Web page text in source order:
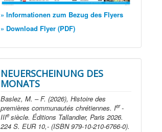
» Informationen zum Bezug des Flyers
» Download Flyer (PDF)
NEUERSCHEINUNG DES
MONATS
Baslez, M. – F. (2026), Histoire des
premières communautés chrétiennes. Ier-
IIIe siècle. Éditions Tallandier, Paris 2026.
224 S. EUR 10,- (ISBN 979-10-210-6766-0).